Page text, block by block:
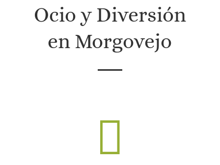
Ocio y Diversión
en Morgovejo
